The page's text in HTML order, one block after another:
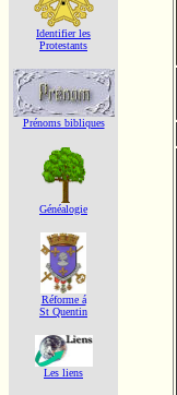
Identifier les
Protestants
Prénoms bibliques
Généalogie
Réforme á
St Quentin
Les liens